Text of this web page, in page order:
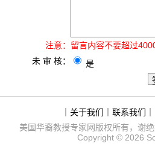
注意： 留言内容不要超过
未 审 核：
是
关于我们 联系我们
美国华裔教授专家网版权所有，谢
Copyright © 2026